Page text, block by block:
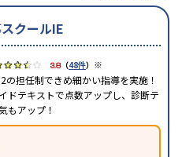
クールIE
3.8（48件） ※
の担任制できめ細かい指導を実施！
ドテキストで点数アップし、診断テ
もアップ！